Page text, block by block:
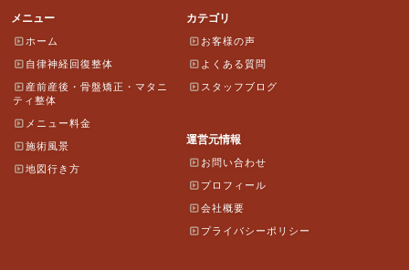
メニュー
ホーム
自律神経回復整体
産前産後・骨盤矯正・マタニ
ティ整体
メニュー料金
施術風景
地図行き方
カテゴリ
お客様の声
よくある質問
スタッフブログ
運営元情報
お問い合わせ
プロフィール
会社概要
プライバシーポリシー